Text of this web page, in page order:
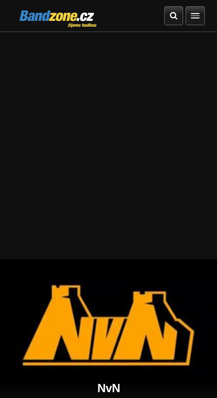
Bandzone.cz
žijeme hudbou
NvN